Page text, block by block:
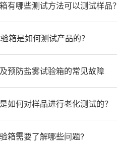
有哪些测试方法可以测试样品？
箱是如何测试产品的？
预防盐雾试验箱的常见故障
如何对样品进行老化测试的？
箱需要了解哪些问题?